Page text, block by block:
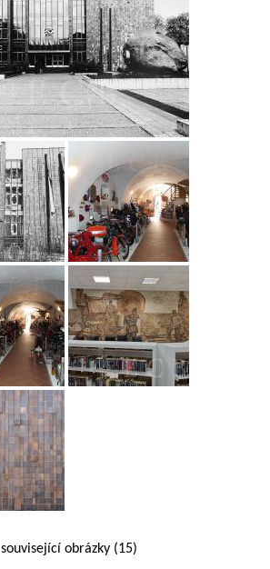
související obrázky (15)